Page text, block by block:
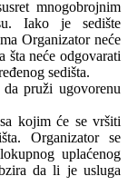
mnogobrojnim
Iako je sedište
Organizator neće
šta neće odgovarati
sedišta.
pruži ugovorenu
kojim će se vršiti
Organizator se
uplaćenog
da li je usluga